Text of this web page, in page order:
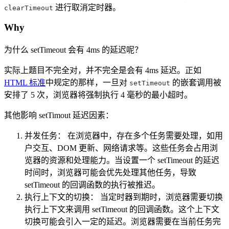
clearTimeout 进行取消定时器。
Why
为什么 setTimeout 会有 4ms 的延迟呢？
实际上题目不完全对，并不完全是会有 4ms 延迟。正如
HTML 标准中规定的那样，一旦对 setTimeout 的嵌套调用被
安排了 5 次，浏览器将强制执行 4 毫秒的最小超时。
其他影响 setTimout 延迟因素：
并发任务： 在浏览器中，存在多个任务需要处理，如用
户交互、DOM 更新、网络请求等。这些任务会占用浏
览器的资源和处理能力。当设置一个 setTimeout 的延迟
时间时，浏览器可能会优先处理其他任务，导致
setTimeout 的回调函数的执行被推迟。
执行上下文的切换： 当定时器到期时，浏览器需要切换
执行上下文来调用 setTimeout 的回调函数。这个上下文
切换可能会引入一定的延迟。浏览器需要在当前任务完